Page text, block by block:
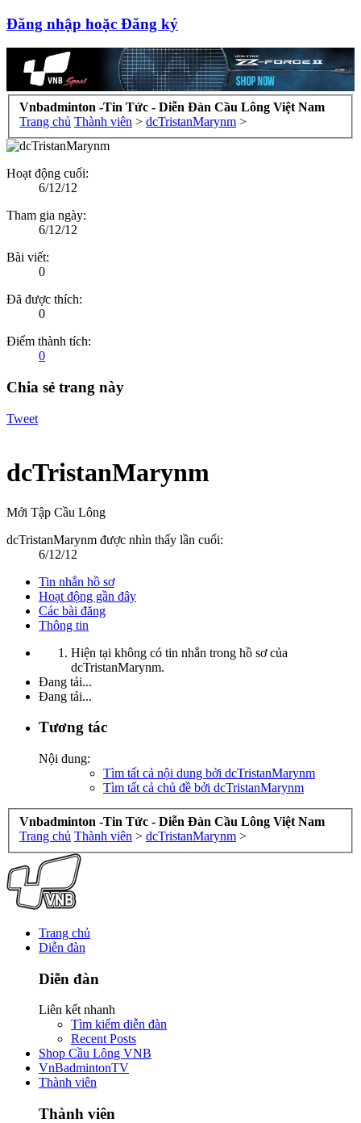
Đăng nhập hoặc Đăng ký
Vnbadminton -Tin Tức - Diễn Đàn Cầu Lông Việt Nam
Trang chủ Thành viên > dcTristanMarynm >
Hoạt động cuối:
6/12/12
Tham gia ngày:
6/12/12
Bài viết:
0
Đã được thích:
0
Điểm thành tích:
0
Chia sẻ trang này
Tweet
dcTristanMarynm
Mới Tập Cầu Lông
dcTristanMarynm được nhìn thấy lần cuối:
6/12/12
Tin nhắn hồ sơ
Hoạt động gần đây
Các bài đăng
Thông tin
Hiện tại không có tin nhắn trong hồ sơ của
dcTristanMarynm.
Đang tải...
Đang tải...
Tương tác
Nội dung:
Tìm tất cả nội dung bởi dcTristanMarynm
Tìm tất cả chủ đề bởi dcTristanMarynm
Vnbadminton -Tin Tức - Diễn Đàn Cầu Lông Việt Nam
Trang chủ Thành viên > dcTristanMarynm >
Trang chủ
Diễn đàn
Diễn đàn
Liên kết nhanh
Tìm kiếm diễn đàn
Recent Posts
Shop Cầu Lông VNB
VnBadmintonTV
Thành viên
Thành viên